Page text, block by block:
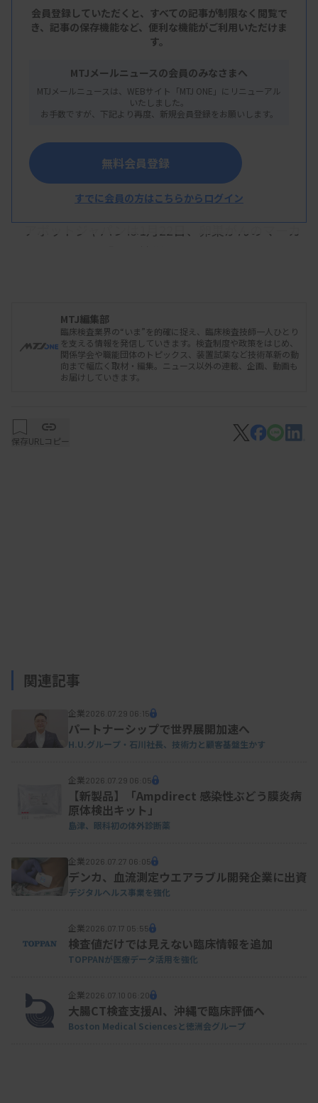
ラウンドテーブルで講演した加藤氏（左）と宇野氏
アボットジャパンは1月22日、卵巣がんのマーカ
中央病院婦人腫瘍科の宇野雅哉医長や、婦人腫瘍科
長を務めた加藤友康医師が講演。宇野氏は卵巣がん
の疑い症例の初診時や、卵巣腫瘍の経過観察に
CA125と併せてHE4を測定することで、良悪性診断
ることに期待を示した。
宇野氏や加藤氏らのグループは同社との共同研究
として、HE4が卵巣腫瘍の経過観察に活用できるか
を後方視的に検討した。病勢評価のために行った画
像検査日付近に採取された保存血清のHE4を測定し
討。腫瘍マーカーの上昇時期について、HE4は78％
の症例が画像診断で病勢増悪と判断されるのと同時
ることでその割合は93％まで上がったなどのデータ
を紹介した。
会員登録していただくと、すべての記事が制限なく閲覧で
き、 記事の保存機能など、便利な機能がご利用いただけま
す。
MTJメールニュースの会員のみなさまへ
MTJメールニュースは、WEBサイト「MTJ ONE」にリニューアル
いたしました。
お手数ですが、下記より再度、新規会員登録をお願いします。
無料会員登録
すでに会員の方はこちらからログイン
MTJ編集部
臨床検査業界の“いま”を的確に捉え、臨床検査技師一人ひとり
を支える情報を発信していきます。検査制度や政策をはじめ、
関係学会や職能団体のトピックス、装置試薬など技術革新の動
向まで幅広く取材・編集。ニュース以外の連載、企画、動画も
お届けしていきます。
保存URLコピー
関連記事
企業2026.07.29 06:15
パートナーシップで世界展開加速へ
H.U.グループ・石川社長、技術力と顧客基盤生かす
企業2026.07.29 06:05
【新製品】「Ampdirect 感染性ぶどう膜炎病
原体検出キット」
島津、眼科初の体外診断薬
企業2026.07.27 06:05
デンカ、血流測定ウエアラブル開発企業に出資
デジタルヘルス事業を強化
企業2026.07.17 05:55
検査値だけでは見えない臨床情報を追加
TOPPANが医療データ活用を強化
企業2026.07.10 06:20
大腸CT検査支援AI、沖縄で臨床評価へ
Boston Medical Sciencesと徳洲会グループ